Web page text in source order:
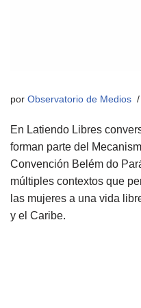
por Observatorio de Medios
En Latiendo Libres
forman parte del
Convención Belém do
múltiples contextos que
las mujeres a una vida
y el Caribe.